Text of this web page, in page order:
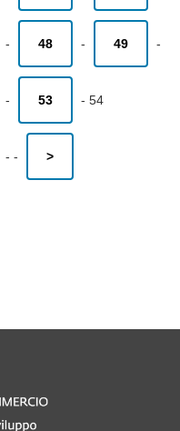
- 48 - 49 -
- 53 - 54
- - >